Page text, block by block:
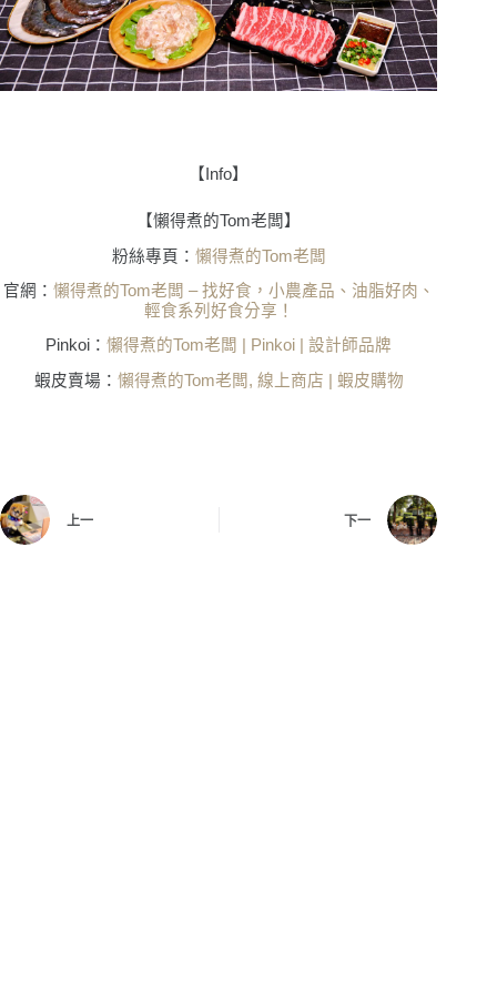
【 Info】
【懶得煮的Tom老闆】
粉絲專頁 ： 懶得煮的Tom老闆
官網： 懶得煮的Tom老闆 –找好食，小農產品、油脂好肉、
輕食系列好食分享！
Pinkoi：懶得煮的Tom老闆 | Pinkoi |設計師品牌
蝦⽪賣場： 懶得煮的Tom老闆, 線上商店 | 蝦皮購物
上一 下一